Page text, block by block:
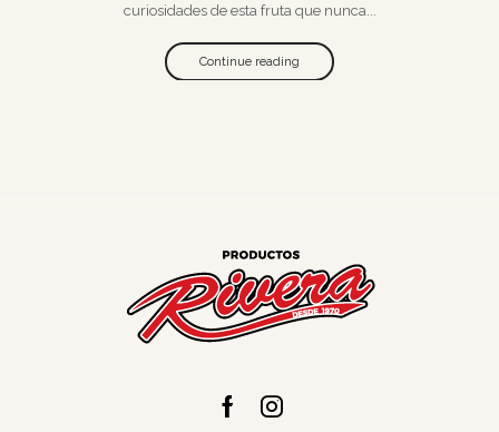
curiosidades de esta fruta que nunca...
Continue reading
FacebookInstagram